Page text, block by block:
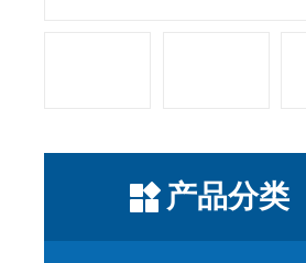
产品分类